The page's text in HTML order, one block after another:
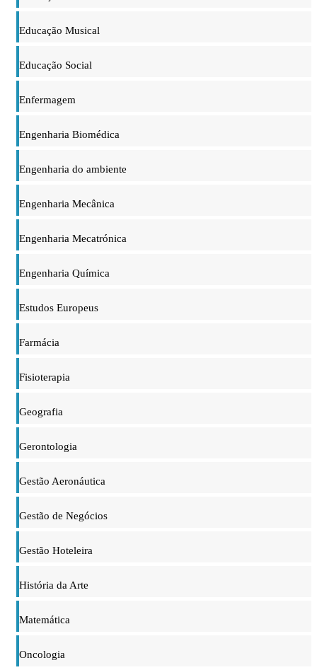
Educação Musical
Educação Social
Enfermagem
Engenharia Biomédica
Engenharia do ambiente
Engenharia Mecânica
Engenharia Mecatrónica
Engenharia Química
Estudos Europeus
Farmácia
Fisioterapia
Geografia
Gerontologia
Gestão Aeronáutica
Gestão de Negócios
Gestão Hoteleira
História da Arte
Matemática
Oncologia